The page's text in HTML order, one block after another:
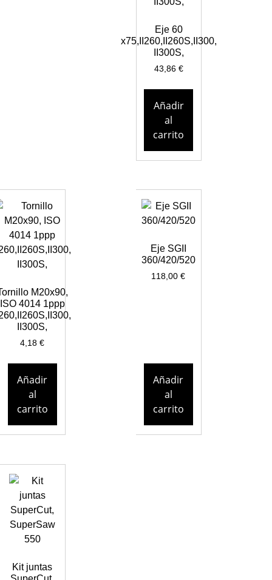
Eje 60
x75,II260,II260S,II300,
II300S,
43,86 €
Añadir
al
carrito
M20x90,
ISO 4014 1ppp
II300S,
4,18€
Añadir
al
carrito
Eje SGII
360/420/520
118,00€
Añadir
al
carrito
Kit juntas